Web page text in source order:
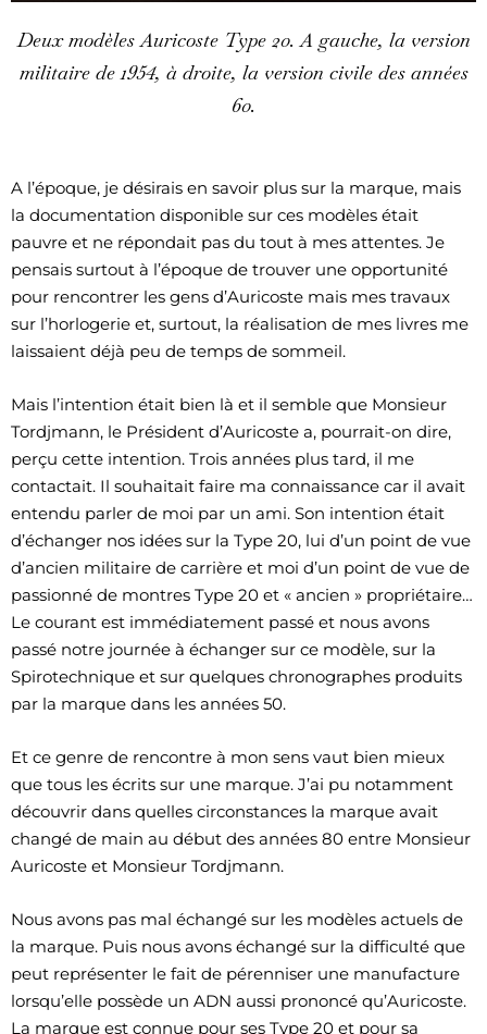
Deux modèles Auricoste Type 20. A gauche, la version
militaire de 1954, à droite, la version civile des années
60.
A l’époque, je désirais en savoir plus sur la marque, mais
la documentation disponible sur ces modèles était
pauvre et ne répondait pas du tout à mes attentes. Je
pensais surtout à l’époque de trouver une opportunité
pour rencontrer les gens d’Auricoste mais mes travaux
sur l’horlogerie et, surtout, la réalisation de mes livres me
laissaient déjà peu de temps de sommeil.
Mais l’intention était bien là et il semble que Monsieur
Tordjmann, le Président d’Auricoste a, pourrait-on dire,
perçu cette intention. Trois années plus tard, il me
contactait. Il souhaitait faire ma connaissance car il avait
entendu parler de moi par un ami. Son intention était
d’échanger nos idées sur la Type 20, lui d’un point de vue
d’ancien militaire de carrière et moi d’un point de vue de
passionné de montres Type 20 et « ancien » propriétaire…
Le courant est immédiatement passé et nous avons
passé notre journée à échanger sur ce modèle, sur la
Spirotechnique et sur quelques chronographes produits
par la marque dans les années 50.
Et ce genre de rencontre à mon sens vaut bien mieux
que tous les écrits sur une marque. J’ai pu notamment
découvrir dans quelles circonstances la marque avait
changé de main au début des années 80 entre Monsieur
Auricoste et Monsieur Tordjmann.
Nous avons pas mal échangé sur les modèles actuels de
la marque. Puis nous avons échangé sur la difficulté que
peut représenter le fait de pérenniser une manufacture
lorsqu’elle possède un ADN aussi prononcé qu’Auricoste.
La marque est connue pour ses Type 20 et pour sa